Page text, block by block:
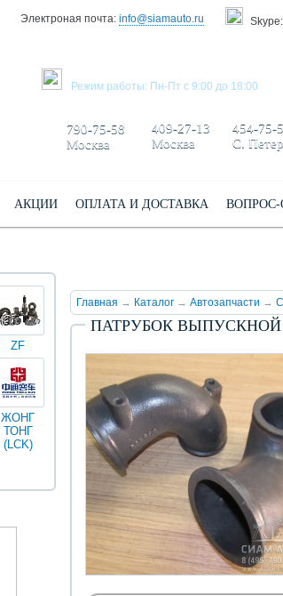
Электроная почта: info@siamauto.ru Skype:
Режим работы: Пн-Пт с 9:00 до 18:00
790-75-58
Москва
409-27-13
Москва
454-75-
С.
АКЦИИ ОПЛАТА И ДОСТАВКА
Главная → Каталог → Автозапчасти →
ПАТРУБОК ВЫПУСКНОЙ
ZF
ЖОНГ
ТОНГ
(LCK)
Разное Iveco Икарус
Фильтры
Fleetguard